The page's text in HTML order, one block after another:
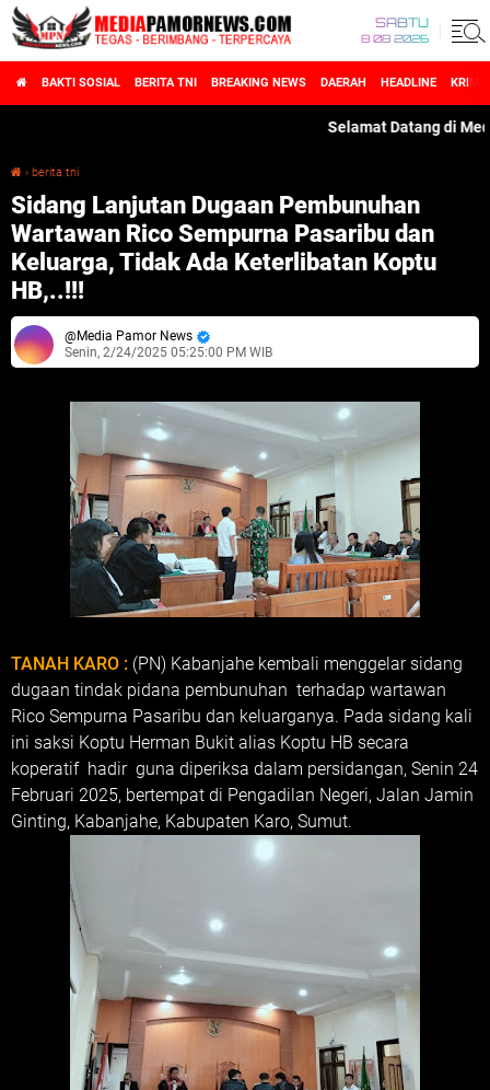
SABTU
8 08 2026
BAKTI SOSIAL BERITA TNI BREAKING NEWS DAERAH HEADLINE
Selamat Datang di
› berita tni
Sidang Lanjutan Dugaan Pembunuhan
Wartawan Rico Sempurna Pasaribu dan
Keluarga, Tidak Ada Keterlibatan Koptu
HB,..!!!
Media Pamor News
Senin, 2/24/2025 05:25:00 PM WIB
TANAH KARO : (PN) Kabanjahe kembali menggelar sidang
dugaan tindak pidana pembunuhan terhadap wartawan
Rico Sempurna Pasaribu dan keluarganya. Pada sidang kali
ini saksi Koptu Herman Bukit alias Koptu HB secara
koperatif hadir guna diperiksa dalam persidangan, Senin 24
Februari 2025, bertempat di Pengadilan Negeri, Jalan Jamin
Ginting, Kabanjahe, Kabupaten Karo, Sumut.